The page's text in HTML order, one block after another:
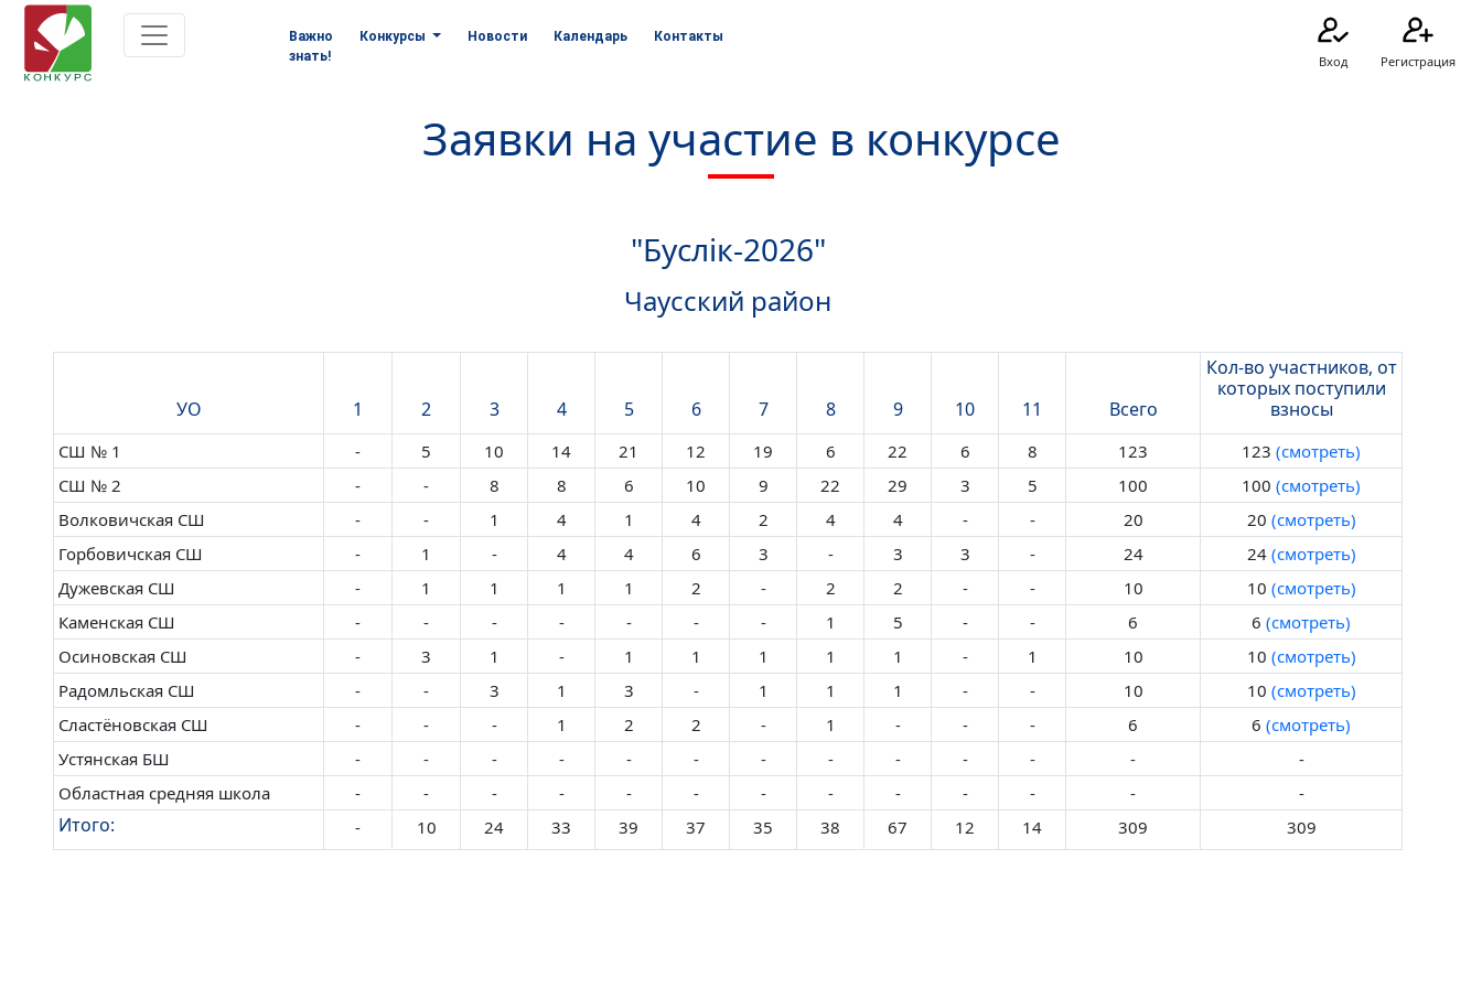
Важно
знать!
Конкурсы Новости Календарь Контакты
Вход Регистрация
Заявки на участие в конкурсе
"Буслік-2026"
Чаусский район
УО 1 2 3 4 5 6 7 8 9 10 11 Всего
Кол-во участников, от
которых поступили
взносы
СШ № 1 - 5 10 14 21 12 19 6 22 6 8 123 123 (смотреть)
СШ № 2
- - 8 8 6 10 9 22 29 3 5 100 100 (смотреть)
Волковичская СШ
- - 1 4 1 4 2 4 4 - - 20 20 (смотреть)
Горбовичская СШ
- 1 - 4 4 6 3 - 3 3 - 24 24(смотреть)
Дужевская СШ
- 1 1 1 1 2 - 2 2 - - 10 10 (смотреть)
Каменская СШ
- - - - - - - 1 5 - - 6 6 (смотреть)
Осиновская СШ
- 3 1 - 1 1 1 1 1 - 1 10 10 (смотреть)
Радомльская СШ
- - 3 1 3 - 1 1 1 - - 10 10 (смотреть)
Сластёновская СШ
- - - 1 2 2 - 1 - - - 6 6 (смотреть)
Устянская БШ
- - - - - - - - - - - -
-
Областная средняя школа
- - - - - - - - - - - - -
Итого: - 10 24 33 39 37 35 38 67 12 14 309 309